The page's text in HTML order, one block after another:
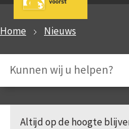
Home Nieuws
Altijd op de hoogte